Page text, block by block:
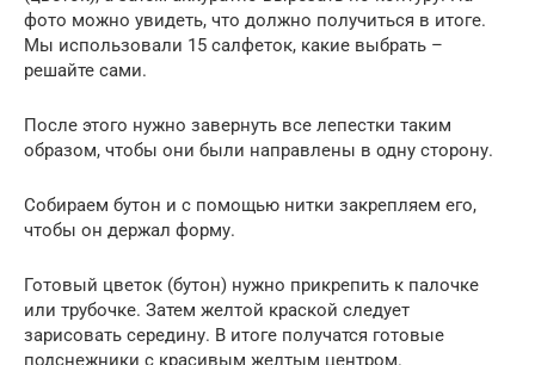
фото можно увидеть, что должно получиться в итоге.
Мы использовали 15 салфеток, какие выбрать –
решайте сами.
После этого нужно завернуть все лепестки таким
образом, чтобы они были направлены в одну сторону.
Собираем бутон и с помощью нитки закрепляем его,
чтобы он держал форму.
Готовый цветок (бутон) нужно прикрепить к палочке
или трубочке. Затем желтой краской следует
зарисовать середину. В итоге получатся готовые
подснежники с красивым желтым центром.